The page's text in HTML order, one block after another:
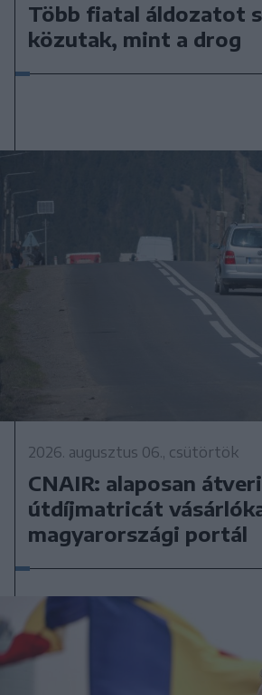
Több fiatal áldozatot
közutak, mint a drog
2026. augusztus 06., csütörtök
CNAIR: alaposan
útdíjmatricát
magyarországi portál